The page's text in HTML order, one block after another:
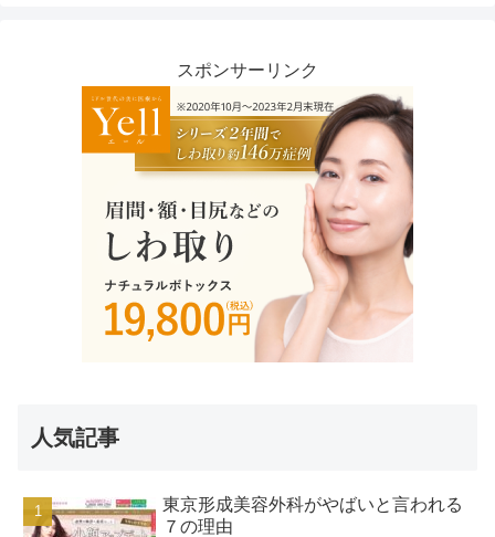
スポンサーリンク
人気記事
東京形成美容外科がやばいと言われる
７の理由